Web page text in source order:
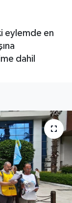
eylemde en
dahil